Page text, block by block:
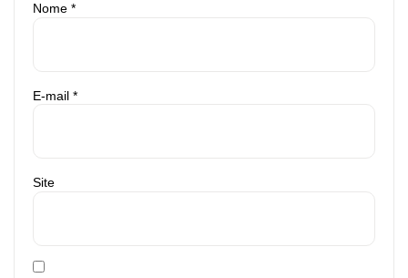
Nome *
E-mail *
Site